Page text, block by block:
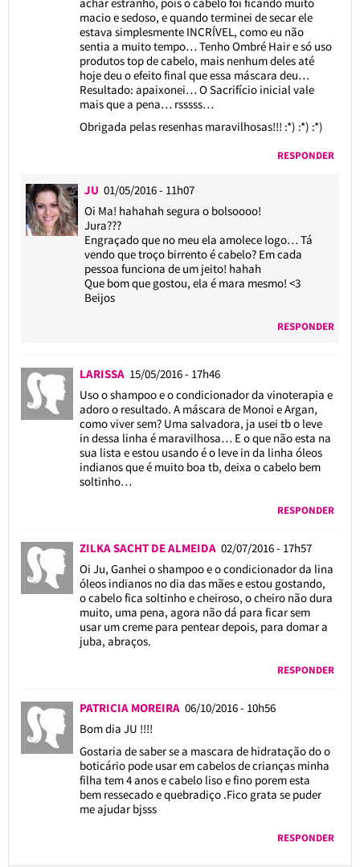
macio e sedoso, e quando terminei de secar ele
estava simplesmente INCRÍVEL, como eu não
sentia a muito tempo… Tenho Ombré Hair e só uso
produtos top de cabelo, mais nenhum deles até
hoje deu o efeito final que essa máscara deu…
Resultado: apaixonei… O Sacrifício inicial vale
mais que a pena… rsssss…
Obrigada pelas resenhas maravilhosas!!! :*) :*) :*)
RESPONDER
JU 01/05/2016 - 11h07
Oi Ma! hahahah segura o bolsoooo!
Jura???
Engraçado que no meu ela amolece logo… Tá
vendo que troço birrento é cabelo? Em cada
pessoa funciona de um jeito! hahah
Que bom que gostou, ela é mara mesmo! <3
Beijos
RESPONDER
LARISSA 15/05/2016 - 17h46
Uso o shampoo e o condicionador da vinoterapia e
adoro o resultado. A máscara de Monoi e Argan,
como viver sem? Uma salvadora, ja usei tb o leve
in dessa linha é maravilhosa… E o que não esta na
sua lista e estou usando é o leve in da linha óleos
indianos que é muito boa tb, deixa o cabelo bem
soltinho…
RESPONDER
ZILKA SACHT DE ALMEIDA 02/07/2016 - 17h57
Oi Ju, Ganhei o shampoo e o condicionador da lina
óleos indianos no dia das mães e estou gostando,
o cabelo fica soltinho e cheiroso, o cheiro não dura
muito, uma pena, agora não dá para ficar sem
usar um creme para pentear depois, para domar a
juba, abraços.
RESPONDER
PATRICIA MOREIRA 06/10/2016 - 10h56
Bom dia JU !!!!
Gostaria de saber se a mascara de hidratação do o
boticário pode usar em cabelos de crianças minha
filha tem 4 anos e cabelo liso e fino porem esta
bem ressecado e quebradiço .Fico grata se puder
me ajudar bjsss
RESPONDER